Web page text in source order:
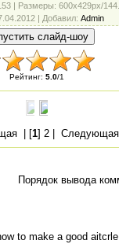
| Размеры: 600x429px/
| Добавил: Admin
Рейтинг: 5.0/1
| [1] 2
Порядок вывода
to make a good